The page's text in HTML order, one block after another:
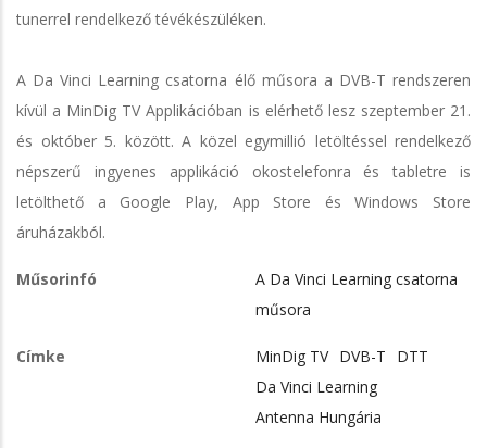
tunerrel rendelkező tévékészüléken.
A Da Vinci Learning csatorna élő műsora a DVB-T rendszeren
kívül a MinDig TV Applikációban is elérhető lesz szeptember 21.
és október 5. között. A közel egymillió letöltéssel rendelkező
népszerű ingyenes applikáció okostelefonra és tabletre is
letölthető a Google Play, App Store és Windows Store
áruházakból.
Műsorinfó
A Da Vinci Learning csatorna
műsora
Címke MinDig TV DVB-T
DTT
Da Vinci Learning
Antenna Hungária